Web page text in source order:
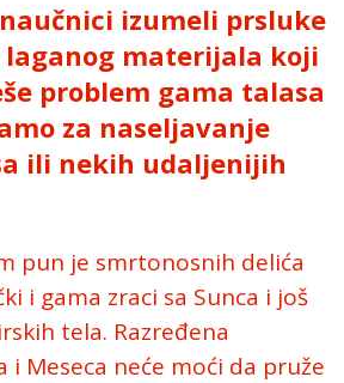
izumeli prsluke
materijala koji
problem gama talasa
za naseljavanje
ili nekih udaljenijih
pun je smrtonosnih delića
i gama zraci sa Sunca i još
tela. Razređena
i Meseca neće moći da pruže